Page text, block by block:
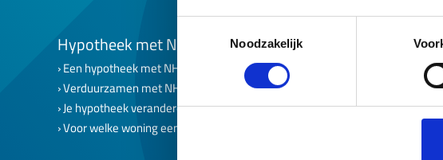
Noodzakelijk
Hypotheek met NHG
Een hypotheek met NHG
Verduurzamen met NHG
Je hypotheek veranderen
Voor welke woning een lening met NHG?
NHG op maat
Een hypotheek met vast
NHG voor uitzendkrachten